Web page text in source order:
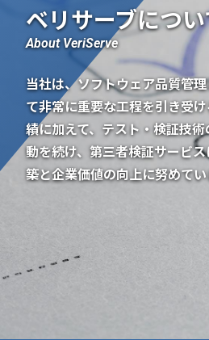
ベリサーブにつ
About VeriServe
当社は、ソフトウェア品質管
て非常に重要な工程を引き受
績に加えて、 テスト・検証技
動を続け、第三者検証サービ
築と企業価値の向上に努めてい